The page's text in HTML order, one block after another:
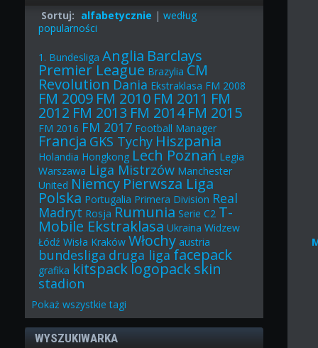
Sortuj: alfabetycznie |według
popularności
1. Bundesliga Anglia Barclays
Premier League Brazylia CM
Revolution Dania Ekstraklasa FM 2008
FM 2009 FM 2010 FM 2011 FM
2012 FM 2013 FM 2014 FM 2015
FM 2016 FM 2017 Football Manager
Francja GKS Tychy Hiszpania
Holandia Hongkong Lech Poznań Legia
Warszawa Liga Mistrzów Manchester
United Niemcy Pierwsza Liga
Polska Portugalia Primera Division Real
Madryt Rosja Rumunia Serie C2 T-
Mobile Ekstraklasa Ukraina Widzew
Łódź Wisła Kraków Włochy austria
bundesliga druga ligafacepack
grafika kitspacklogopackskin
stadion
Pokażwszystkie tagi
WYSZUKIWARKA